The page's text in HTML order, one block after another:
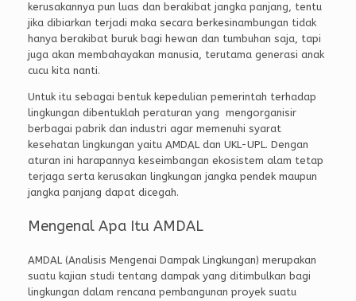
kerusakannya pun luas dan berakibat jangka panjang, tentu
jika dibiarkan terjadi maka secara berkesinambungan tidak
hanya berakibat buruk bagi hewan dan tumbuhan saja, tapi
juga akan membahayakan manusia, terutama generasi anak
cucu kita nanti.
Untuk itu sebagai bentuk kepedulian pemerintah terhadap
lingkungan dibentuklah peraturan yang mengorganisir
berbagai pabrik dan industri agar memenuhi syarat
kesehatan lingkungan yaitu AMDAL dan UKL-UPL. Dengan
aturan ini harapannya keseimbangan ekosistem alam tetap
terjaga serta kerusakan lingkungan jangka pendek maupun
jangka panjang dapat dicegah.
Mengenal Apa Itu AMDAL
AMDAL (Analisis Mengenai Dampak Lingkungan) merupakan
suatu kajian studi tentang dampak yang ditimbulkan bagi
lingkungan dalam rencana pembangunan proyek suatu